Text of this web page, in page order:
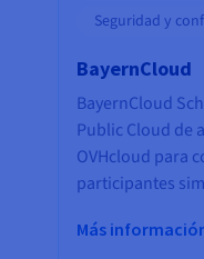
Seguridad y
BayernCloud
BayernCloud
Public Cloud de
OVHcloud para
participantes
Más